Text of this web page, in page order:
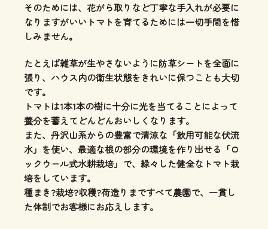
そのためには、花がら取りなど丁寧な手入れが必要に
なりますがいいトマトを育てるためには一切手間を惜
しみません。
たとえば雑草が生やさないように防草シートを全面に
張り、ハウス内の衛生状態をきれいに保つことも大切
です。
トマトは1本1本の樹に十分に光を当てることによって
養分を蓄えてどんどんおいしくなります。
また、丹沢山系からの豊富で清涼な「飲用可能な伏流
水」を使い、 最適な根の部分の環境を作り出せる「ロ
ックウール式水耕栽培」 で、緑々した健全なトマト栽
培をしています。
種まき?栽培?収穫?荷造りまですべて農園で、一貫し
た体制でお客様にお応えします。